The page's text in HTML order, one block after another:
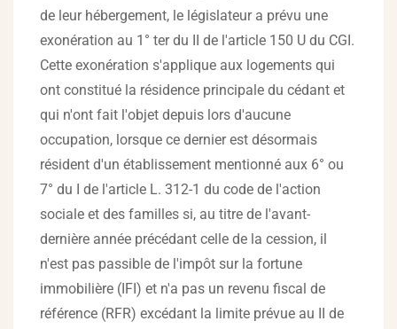
de leur hébergement, le législateur a prévu une
exonération au 1° ter du II de l'article 150 U du CGI.
Cette exonération s'applique aux logements qui
ont constitué la résidence principale du cédant et
qui n'ont fait l'objet depuis lors d'aucune
occupation, lorsque ce dernier est désormais
résident d'un établissement mentionné aux 6° ou
7° du I de l'article L. 312-1 du code de l'action
sociale et des familles si, au titre de l'avant-
dernière année précédant celle de la cession, il
n'est pas passible de l'impôt sur la fortune
immobilière (IFI) et n'a pas un revenu fiscal de
référence (RFR) excédant la limite prévue au II de